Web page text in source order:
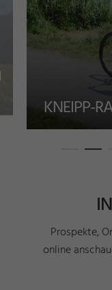
KNEIPP-
Prospekte,
online